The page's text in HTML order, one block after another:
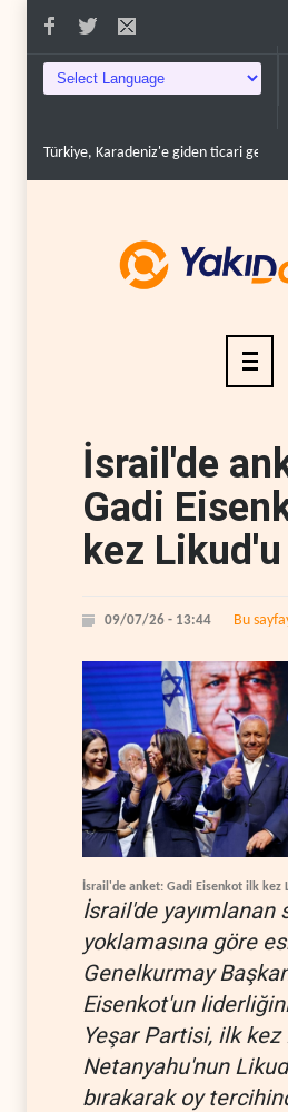
geçişine yeni.. ABD'li şirketlerin ucuz
İsrail'de
Gadi
kez
09/07/26 - 13:44 Bu
İsrail'de anket: Gadi Eisenkot ilk kez
İsrail'de yayımlanan
yoklamasına göre
Genelkurmay
Eisenkot'un liderliğini
Yeşar Partisi, ilk
Netanyahu'nun
bırakarak oy